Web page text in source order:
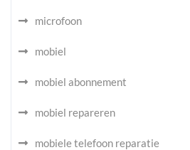
microfoon
mobiel
mobiel abonnement
mobiel repareren
mobiele telefoon reparatie